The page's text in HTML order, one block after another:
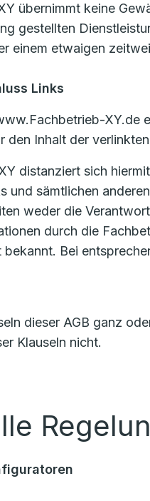
übernimmt keine
gestellten
einem etwaigen
Links
XY.de
den Inhalt der
distanziert sich
und sämtlichen
weder die
durch die
Bei
dieser AGB ganz
Klauseln nicht.